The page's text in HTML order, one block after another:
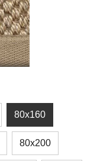
80x160
80x200